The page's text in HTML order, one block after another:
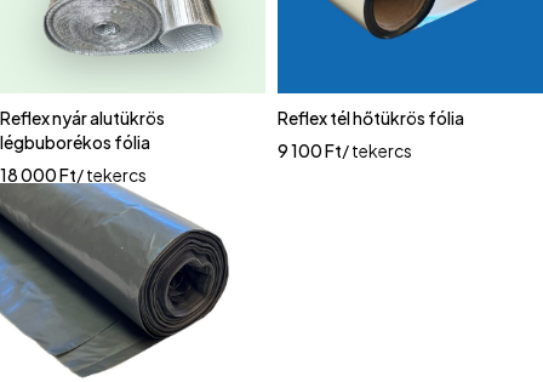
Reflex nyár alutükrös
légbuborékos fólia
18 000Ft/ tekercs
Reflex tél hőtükrös fólia
9 100Ft/ tekercs